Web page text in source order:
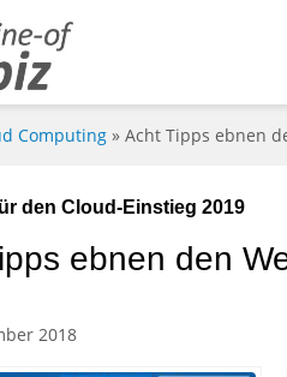
Computing » Acht Tipps ebnen
den Cloud-Einstieg 2019
ebnen den
2018